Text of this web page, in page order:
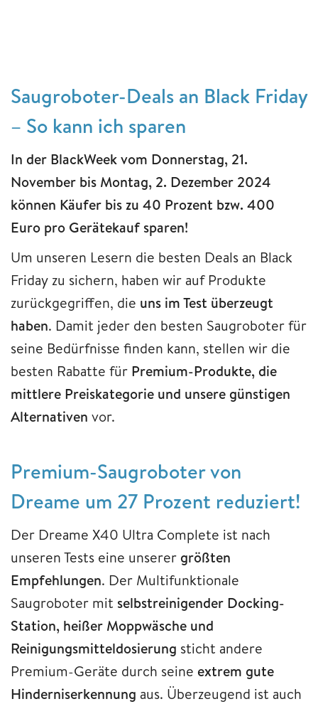
Saugroboter-Deals an Black Friday
– So kann ich sparen
In der BlackWeek vom Donnerstag, 21.
November bis Montag, 2. Dezember 2024
können Käufer bis zu 40 Prozent bzw. 400
Euro pro Gerätekauf sparen!
Um unseren Lesern die besten Deals an Black
Friday zu sichern, haben wir auf Produkte
zurückgegriffen, die uns im Test überzeugt
haben. Damit jeder den besten Saugroboter für
seine Bedürfnisse finden kann, stellen wir die
besten Rabatte für Premium-Produkte, die
mittlere Preiskategorie und unsere günstigen
Alternativen vor.
Premium-Saugroboter von
Dreame um 27 Prozent reduziert!
Der Dreame X40 Ultra Complete ist nach
unseren Tests eine unserer größten
Empfehlungen. Der Multifunktionale
Saugroboter mit selbstreinigender Docking-
Station, heißer Moppwäsche und
Reinigungsmitteldosierung sticht andere
Premium-Geräte durch seine extrem gute
Hinderniserkennung aus. Überzeugend ist auch